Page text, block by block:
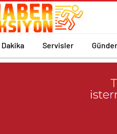
Dakika Servisler